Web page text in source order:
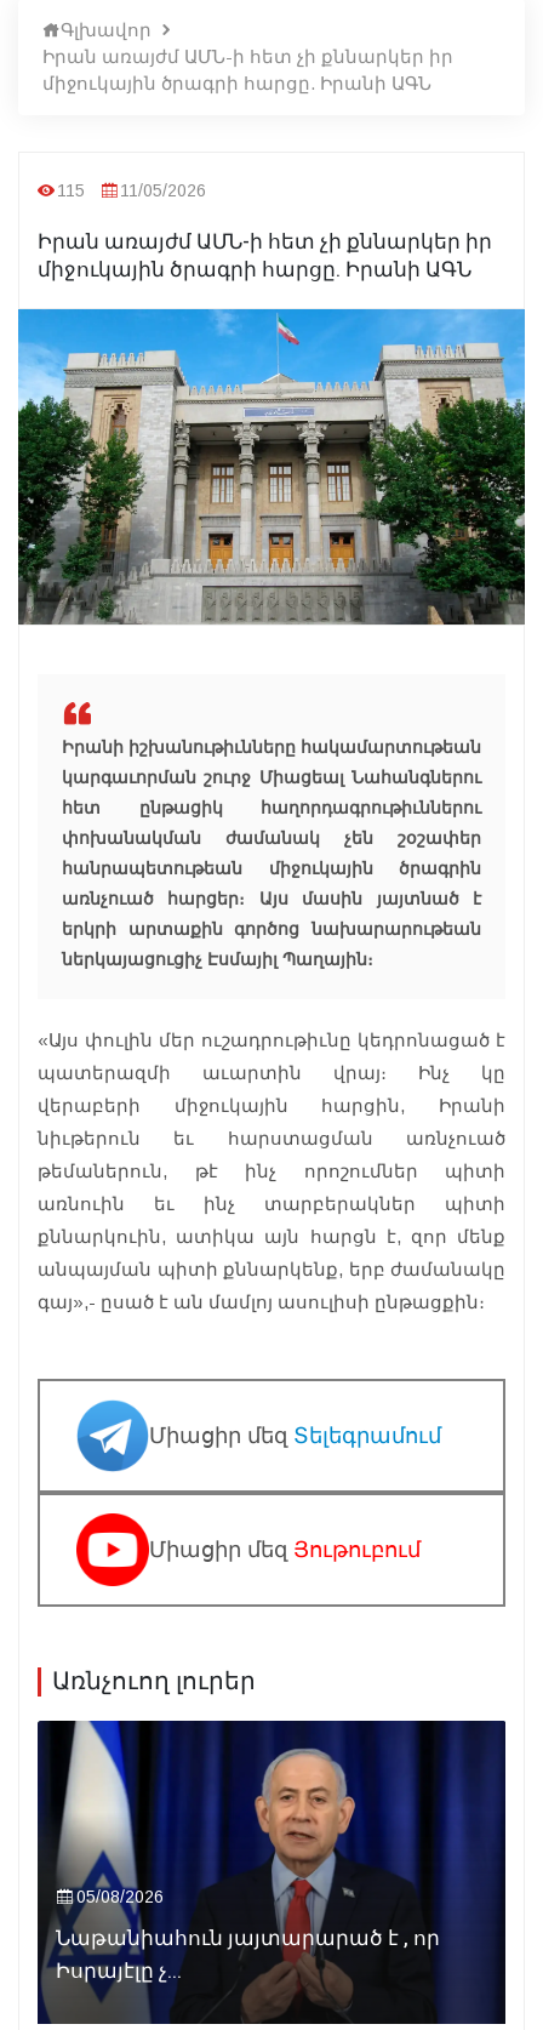
Գլխավոր
Իրան առայժմ ԱՄՆ-ի հետ չի քննարկեր իր
միջուկային ծրագրի հարցը. Իրանի ԱԳՆ
115 11/05/2026
Իրան առայժմ ԱՄՆ-ի հետ չի քննարկեր իր
միջուկային ծրագրի հարցը. Իրանի ԱԳՆ
Իրանի իշխանութիւնները հակամարտութեան
կարգաւորման շուրջ Միացեալ Նահանգներու
հետ ընթացիկ հաղորդագրութիւններու
փոխանակման ժամանակ չեն շօշափեր
հանրապետութեան միջուկային ծրագրին
առնչուած հարցեր։ Այս մասին յայտնած է
երկրի արտաքին գործոց նախարարութեան
ներկայացուցիչ Էսմայիլ Պաղային։
«Այս փուլին մեր ուշադրութիւնը կեդրոնացած է
պատերազմի աւարտին վրայ։ Ինչ կը
վերաբերի միջուկային հարցին, Իրանի
նիւթերուն եւ հարստացման առնչուած
թեմաներուն, թէ ինչ որոշումներ պիտի
առնուին եւ ինչ տարբերակներ պիտի
քննարկուին, ատիկա այն հարցն է, զոր մենք
անպայման պիտի քննարկենք, երբ ժամանակը
գայ»,- ըսած է ան մամլոյ ասուլիսի ընթացքին։
Միացիր մեզ Տելեգրամում
Միացիր մեզ Յութուբում
Առնչուող լուրեր
05/08/2026
Նաթանիահուն յայտարարած է , որ
Իսրայէլը չ...